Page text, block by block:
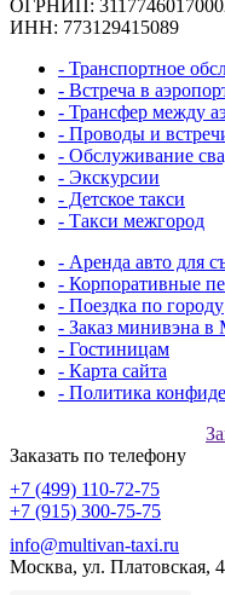
ОГРНИП:
ИНН: 773129415089
- Транспортное
- Встреча в
- Трансфер между
- Проводы и
- Обслуживание
- Экскурсии
- Детское такси
- Такси межгород
- Аренда авто для
- Корпоративные
- Поездка по городу
- Заказ минивэна в
- Гостиницам
- Карта сайта
- Политика
Заказать по телефону
+7 (499) 110-72-75
+7 (915) 300-75-75
info@multivan-taxi.ru
Москва, ул. Платовская,